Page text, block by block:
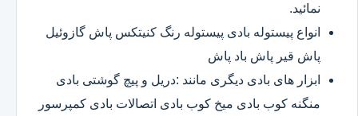
نمائید.
انواع پیستوله بادی پیستوله رنگ کنیتکس پاش گازوئیل
پاش قیر پاش باد پاش
ابزار های بادی دیگری مانند :دریل و پیچ گوشتی بادی
منگنه کوب بادی میخ کوب بادی اتصالات بادی کمپرسور